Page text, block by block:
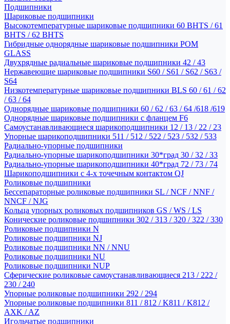
Подшипники
Шариковые подшипники
Высокотемпературные шариковые подшипники 60 BHTS / 61
BHTS / 62 BHTS
Гибридные однорядные шариковые подшипники POM
GLASS
Двухрядные радиальные шариковые подшипники 42 / 43
Нержавеющие шариковые подшипники S60 / S61 / S62 / S63 /
S64
Низкотемпературные шариковые подшипники BLS 60 / 61 / 62
/ 63 / 64
Однорядные шариковые подшипники 60 / 62 / 63 / 64 /618 /619
Однорядные шариковые подшипники с фланцем F6
Самоустанавливающиеся шарикоподшипники 12 / 13 / 22 / 23
Упорные шарикоподшипники 511 / 512 / 522 / 523 / 532 / 533
Радиально-упорные подшипники
Радиально-упорные шарикоподшипники 30*град 30 / 32 / 33
Радиально-упорные шарикоподшипники 40*град 72 / 73 / 74
Шарикоподшипники с 4-х точечным контактом QJ
Роликовые подшипники
Бессепараторные роликовые подшипники SL / NCF / NNF /
NNCF / NJG
Кольца упорных роликовых подшипников GS / WS / LS
Конические роликовые подшипники 302 / 313 / 320 / 322 / 330
Роликовые подшипники N
Роликовые подшипники NJ
Роликовые подшипники NN / NNU
Роликовые подшипники NU
Роликовые подшипники NUP
Сферические роликовые самоустанавливающиеся 213 / 222 /
230 / 240
Упорные роликовые подшипники 292 / 294
Упорные роликовые подшипники 811 / 812 / K811 / K812 /
AXK / AZ
Игольчатые подшипники